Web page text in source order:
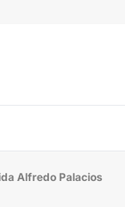
Alfredo Palacios